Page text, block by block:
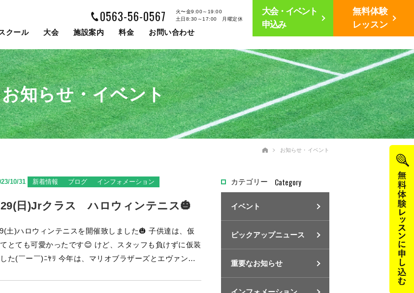
無料体験
レッスン
大会・イベント
申込み
火〜金9:00～19:00
土日8:30～17:00 月曜定休
0563-56-0567
クール 大会 施設案内 料金 お問い合わせ
お知らせ・イベント
お知らせ・イベント
10/31 新着情報 ブログ インフォメーション
日)Jrクラス ハロウィンテニス🎃
土)ハロウィンテニスを開催致しました🎃 子供達は、仮
も可愛かったです😊 けど、スタッフも負けずに仮装
￣)ﾆﾔﾘ 今年は、マリオブラザーズとエヴァンゲ
カテゴリー Category
イベント
ピックアップニュース
重要なお知らせ